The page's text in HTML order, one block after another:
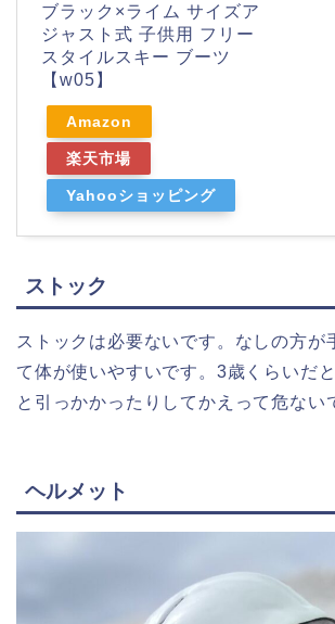
ブラック×ライム サイズア
ジャスト式 子供用 フリー
スタイルスキー ブーツ
【w05】
Amazon
楽天市場
Yahooショッピング
ストック
ストックは必要ないです。なしの方が
て体が使いやすいです。3歳くらいだ
と引っかかったりしてかえって危ない
ヘルメット